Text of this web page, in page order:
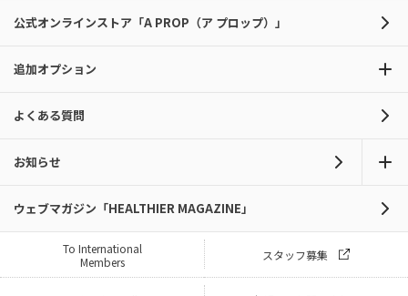
公式オンラインストア「A PROP（ア プロップ）」
追加オプション
よくある質問
お知らせ
ウェブマガジン「HEALTHIER MAGAZINE」
To International
Members
スタッフ募集